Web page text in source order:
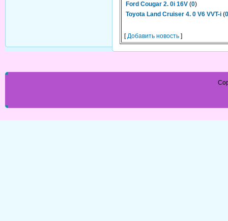
Ford Cougar 2. 0i 16V (0)
Toyota Land Cruiser 4. 0 V6 VVT-i (0
[Добавить новость ]